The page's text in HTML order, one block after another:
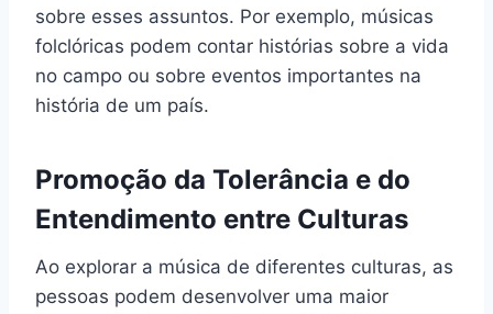
sobre esses assuntos. Por exemplo, músicas
folclóricas podem contar histórias sobre a vida
no campo ou sobre eventos importantes na
história de um país.
Promoção da Tolerância e do
Entendimento entre Culturas
Ao explorar a música de diferentes culturas, as
pessoas podem desenvolver uma maior